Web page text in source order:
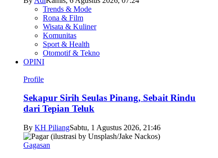
Trends & Mode
Rona & Film
Wisata & Kuliner
Komunitas
Sport & Health
Otomotif & Tekno
OPINI
Profile
Sekapur Sirih Seulas Pinang, Sebait Rindu
dari Tepian Teluk
By KH PiliangSabtu, 1 Agustus 2026, 21:46
Gagasan